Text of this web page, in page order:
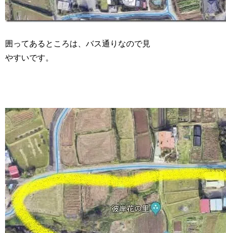
囲ってあるところは、バス通りなので見
やすいです。